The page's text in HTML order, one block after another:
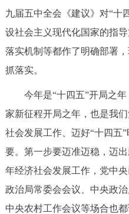
个人服务 法
便民服务
中介服务 阳
政民互动
12345网上接诉即办
参与调查 在
九届五中全会《建议》对“十
设社会主义现代化国家的指
落实机制等都作了明确部署
抓落实。
今年是“十四五”开局之年
家新征程开局之年，也是我
社会发展工作、迈好“十四五
要。第一步要迈准迈稳，迈
年经济社会发展工作，党中
政治局常委会会议、中央政
中央农村工作会议等场合也